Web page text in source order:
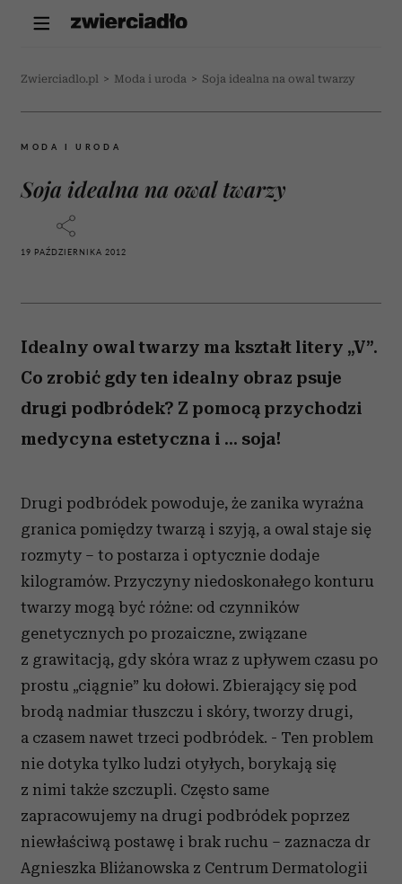
Zwierciadlo.pl > Moda i uroda > Soja idealna na owal twarzy
MODA I URODA
Soja idealna na owal twarzy
19 PAŹDZIERNIKA 2012
Idealny owal twarzy ma kształt litery „V”.
Co zrobić gdy ten idealny obraz psuje
drugi podbródek? Z pomocą przychodzi
medycyna estetyczna i ... soja!
Drugi podbródek powoduje, że zanika wyraźna
granica pomiędzy twarzą i szyją, a owal staje się
rozmyty – to postarza i optycznie dodaje
kilogramów. Przyczyny niedoskonałego konturu
twarzy mogą być różne: od czynników
genetycznych po prozaiczne, związane
z grawitacją, gdy skóra wraz z upływem czasu po
prostu „ciągnie” ku dołowi. Zbierający się pod
brodą nadmiar tłuszczu i skóry, tworzy drugi,
a czasem nawet trzeci podbródek. - Ten problem
nie dotyka tylko ludzi otyłych, borykają się
z nimi także szczupli. Często same
zapracowujemy na drugi podbródek poprzez
niewłaściwą postawę i brak ruchu – zaznacza dr
Agnieszka Bliżanowska z Centrum Dermatologii